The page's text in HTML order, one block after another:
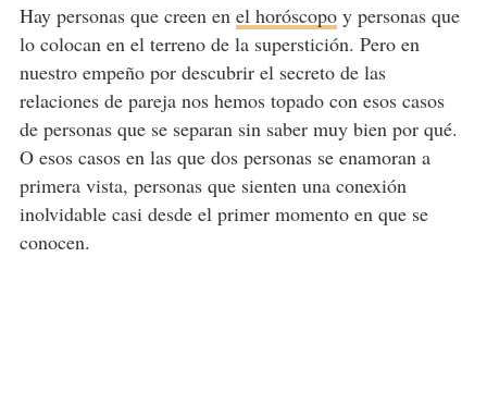
Hay personas que creen en el horóscopoy personas que
lo colocan en el terreno de la superstición. Pero en
nuestro empeño por descubrir el secreto de las
relaciones de pareja nos hemos topado con esos casos
de personas que se separan sin saber muy bien por qué.
O esos casos en las que dos personas se enamoran a
primera vista, personas que sienten una conexión
inolvidable casi desde el primer momento en que se
conocen.